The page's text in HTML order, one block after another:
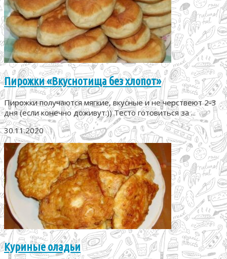
Пирожки «Вкуснотища без хлопот»
Пирожки получаются мягкие, вкусные и не черствеют 2-3
дня (если конечно доживут:)) Тесто готовиться за ...
30.11.2020
Куриные оладьи